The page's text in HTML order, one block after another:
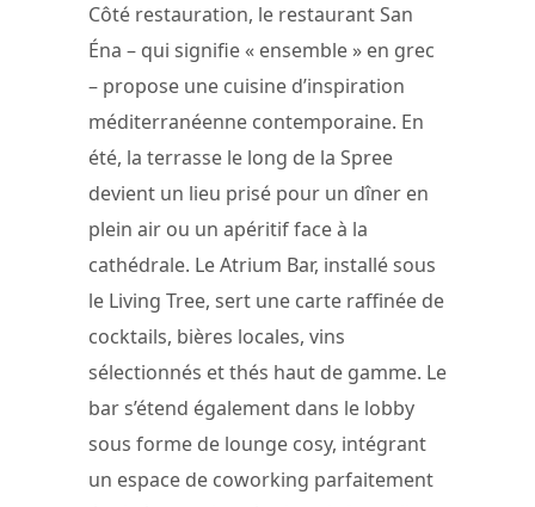
Côté restauration, le restaurant San
Éna – qui signifie « ensemble » en grec
– propose une cuisine d’inspiration
méditerranéenne contemporaine. En
été, la terrasse le long de la Spree
devient un lieu prisé pour un dîner en
plein air ou un apéritif face à la
cathédrale. Le Atrium Bar, installé sous
le Living Tree, sert une carte raffinée de
cocktails, bières locales, vins
sélectionnés et thés haut de gamme. Le
bar s’étend également dans le lobby
sous forme de lounge cosy, intégrant
un espace de coworking parfaitement